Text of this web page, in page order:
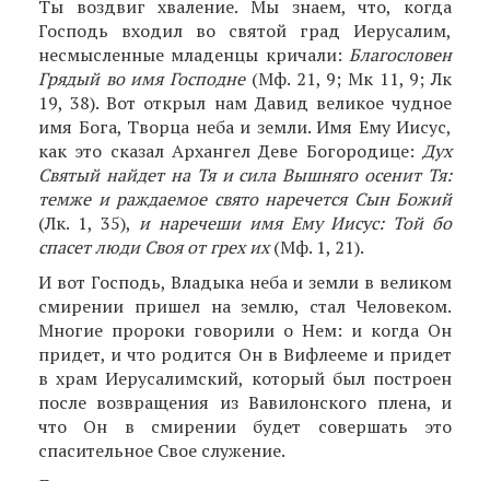
Ты воздвиг хваление. Мы знаем, что, когда
Господь входил во святой град Иерусалим,
несмысленные младенцы кричали: Бла­гословен
Грядый во имя Господне(Мф. 21, 9; Мк 11, 9; Лк
19, 38). Вот открыл нам Давид великое чудное
имя Бога, Творца неба и земли. Имя Ему Иисус,
как это сказал Архангел Деве Богородице: Дух
Святый найдет на Тя и сила Вышняго осенит Тя:
темже и раждаемое свято наречется Сын Божий
(Лк. 1, 35), и наречеши имя Ему Иисус: Той бо
спасет люди Своя от грех их(Мф. 1, 21).
И вот Господь, Владыка неба и земли в великом
смирении пришел на землю, стал Человеком.
Многие пророки говорили о Нем: и когда Он
придет, и что родится Он в Вифлееме и придет
в храм Иеру­салимский, который был построен
после возвра­щения из Вавилонского плена, и
что Он в смирении будет совершать это
спасительное Свое служение.